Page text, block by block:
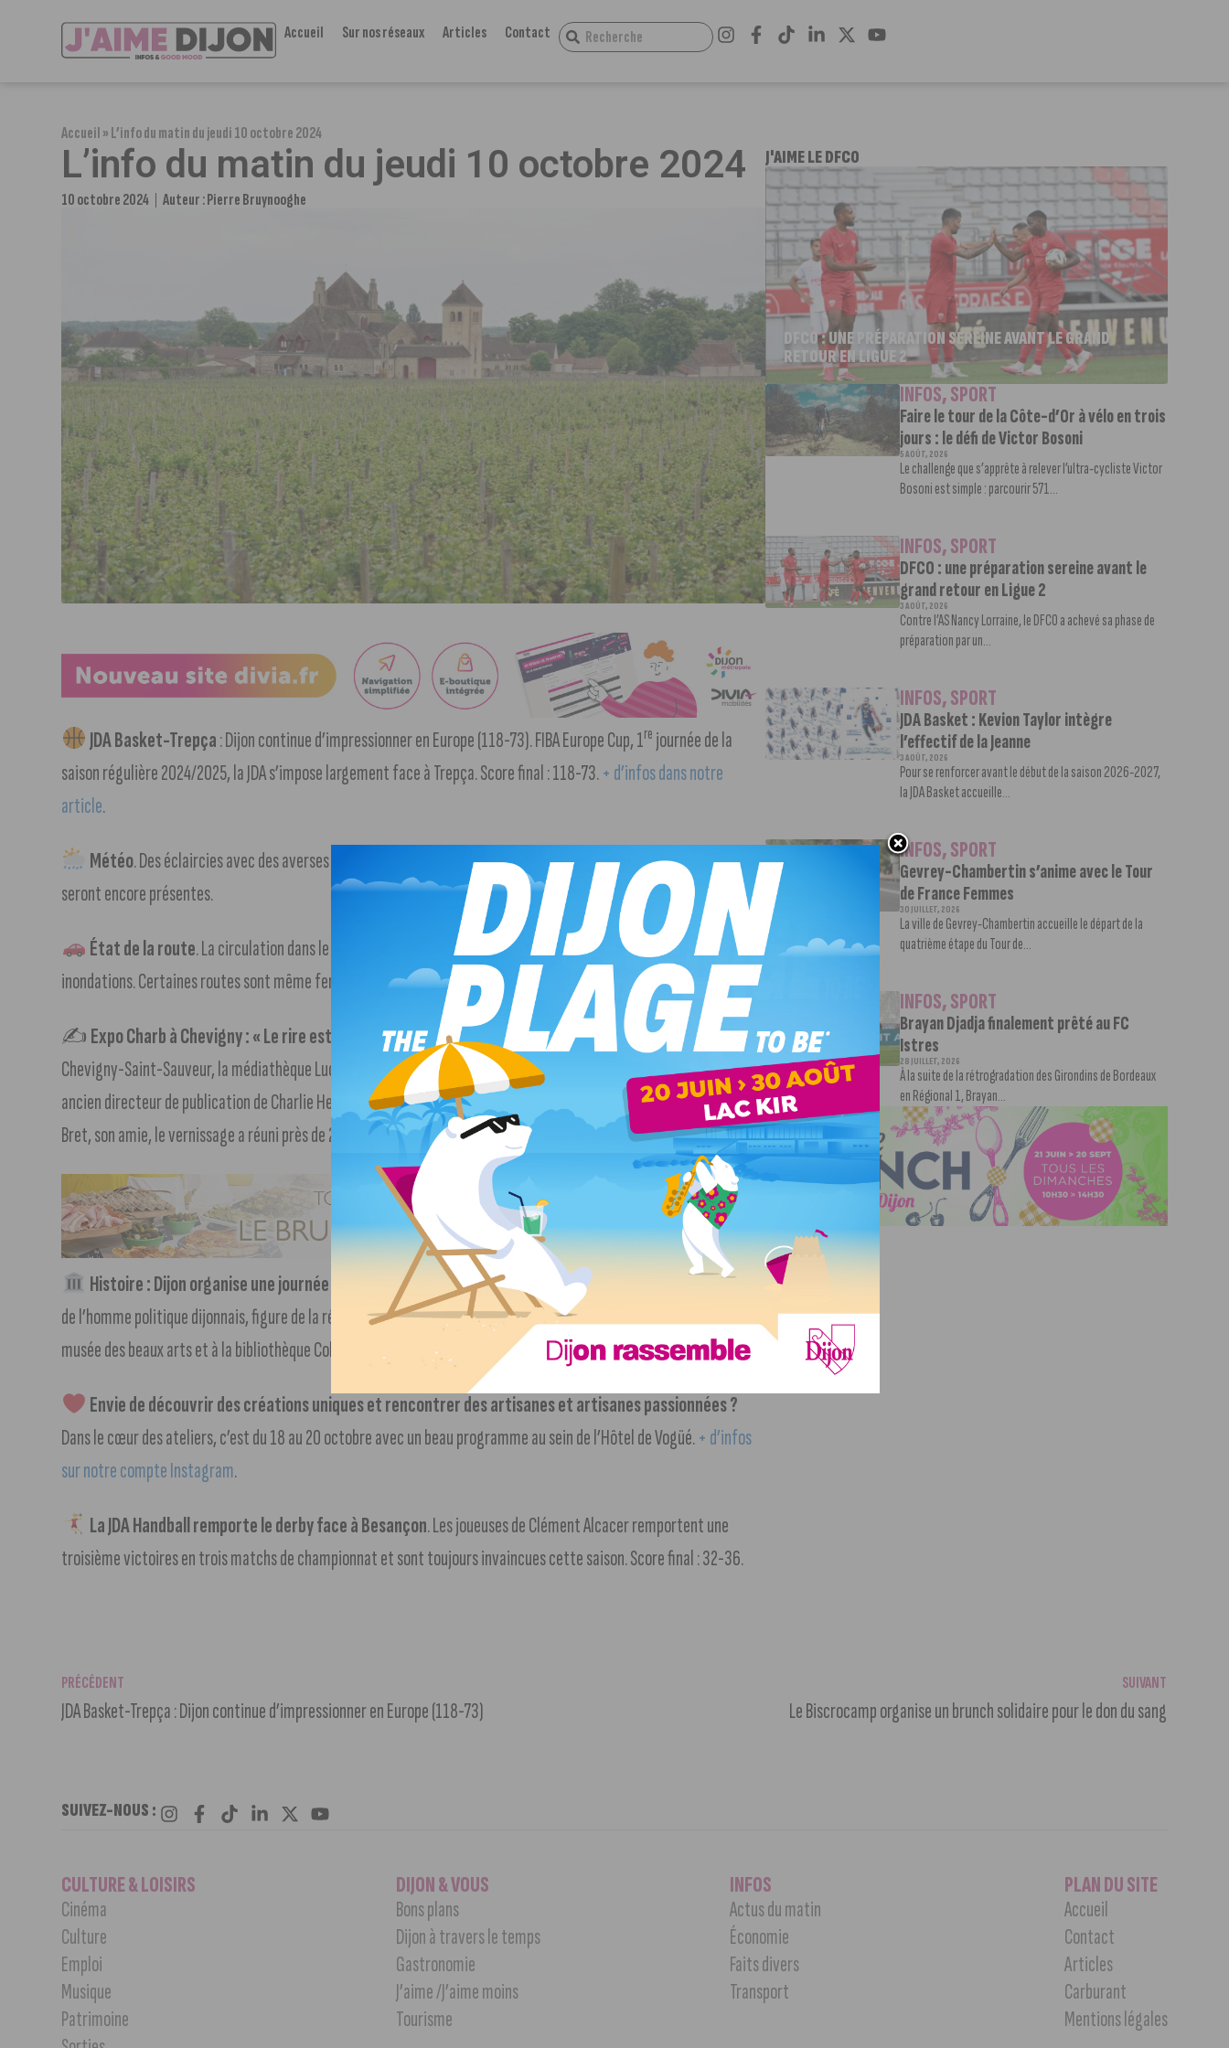
Accueil Sur nos réseaux Articles Contact
Accueil»L’info du matin du jeudi 10 octobre 2024
L’info du matin du jeudi 10 octobre 2024
10 octobre 2024 Auteur :Pierre Bruynooghe
JDA Basket-Trepça: Dijon continue d’impressionner en Europe (118-73). FIBA Europe Cup, 1re journée de la
saison régulière 2024/2025, la JDA s’impose largement face à Trepça. Score final : 118-73.+ d’infos dans notre
article.
Météo. Des éclaircies avec des averses en fin de matinée et début d’après-midi. Des rafales de vent de 30 km/h
seront encore présentes.
État de la route. La circulation dans le département s’avère délicate en raison des rafales de vent et des
inondations. Certaines routes sont même fermées.
+ d’infos sur Inforoute 21 (suivre le lien).
✍️ Expo Charb à Chevigny : « Le rire est une arme contre l’intolérance« . À l’initiative de la mairie de
Chevigny-Saint-Sauveur, la médiathèque Lucien-Brenot accueille cette semaine une exposition hommage à Charb,
ancien directeur de publication de Charlie Hebdo, victime des attentats du 7 janvier 2015. En présence de Marika
Bret, son amie, le vernissage a réuni près de 200 personnes ce mardi soir.+ d’infos dans notre article.
Histoire : Dijon organise une journée dédiée à Théophile Berlier. Rappel, vous pouvez découvrir l’histoire
de l’homme politique dijonnais, figure de la révolution et de l’empire, aujourd’hui à travers plusieurs animations au
musée des beaux arts et à la bibliothèque Colette.
+ d’infos dans notre article
Envie de découvrir des créations uniques et rencontrer des artisanes et artisanes passionnées ?
Dans le cœur des ateliers, c’est du 18 au 20 octobre avec un beau programme au sein de l’Hôtel de Vogüé.+ d’infos
sur notre compte Instagram.
La JDA Handball remporte le derby face à Besançon. Les joueuses de Clément Alcacer remportent une
troisième victoires en trois matchs de championnat et sont toujours invaincues cette saison. Score final : 32-36.
J'AIME LE DFCO
DFCO : UNE PRÉPARATION SEREINE AVANT LE GRAND
RETOUR EN LIGUE 2
INFOS,SPORT
Faire le tour de la Côte-d’Or à vélo en trois
jours : le défi de Victor Bosoni
5 AOÛT, 2026
Le challenge que s’apprête à relever l’ultra-cycliste Victor
Bosoni est simple : parcourir 571...
INFOS,SPORT
DFCO : une préparation sereine avant le
grand retour en Ligue 2
3 AOÛT, 2026
Contre l’AS Nancy Lorraine, le DFCO a achevé sa phase de
préparation par un...
INFOS,SPORT
JDA Basket : Kevion Taylor intègre
l’effectif de la Jeanne
3 AOÛT, 2026
Pour se renforcer avant le début de la saison 2026-2027,
la JDA Basket accueille...
INFOS,SPORT
Gevrey-Chambertin s’anime avec le Tour
de France Femmes
30 JUILLET, 2026
La ville de Gevrey-Chambertin accueille le départ de la
quatrième étape du Tour de...
INFOS,SPORT
Brayan Djadja finalement prêté au FC
Istres
28 JUILLET, 2026
À la suite de la rétrogradation des Girondins de Bordeaux
en Régional 1, Brayan...
PRÉCÉDENT
JDA Basket-Trepça : Dijon continue d’impressionner en Europe (118-73)
SUIVANT
Le Biscrocamp organise un brunch solidaire pour le don du sang
SUIVEZ-NOUS :
CULTURE & LOISIRS
Cinéma
Culture
Emploi
Musique
Patrimoine
DIJON & VOUS
Bons plans
Dijon à travers le temps
Gastronomie
J’aime /J’aime moins
Tourisme
INFOS
Actus du matin
Économie
Faits divers
Transport
PLAN DU SITE
Accueil
Contact
Articles
Carburant
Mentions légales